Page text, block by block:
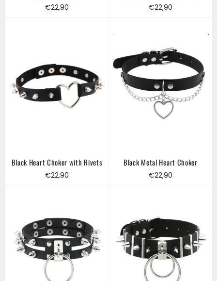
Regular
€22,90
Regular
€22,90
Black Heart Choker with Rivets
Regular
€22,90
Black Metal Heart Choker
Regular
€22,90